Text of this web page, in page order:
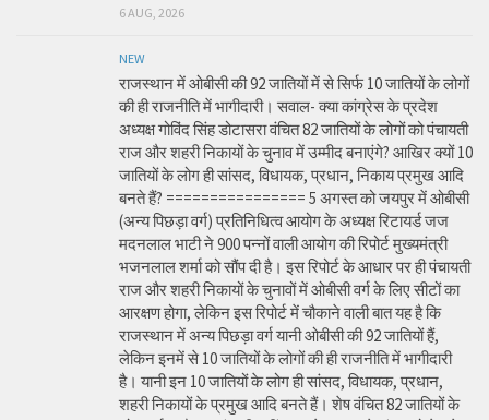
6 AUG, 2026
NEW
राजस्थान में ओबीसी की 92 जातियों में से सिर्फ 10 जातियों के लोगों
की ही राजनीति में भागीदारी। सवाल- क्या कांग्रेस के प्रदेश
अध्यक्ष गोविंद सिंह डोटासरा वंचित 82 जातियों के लोगों को पंचायती
राज और शहरी निकायों के चुनाव में उम्मीद बनाएंगे? आखिर क्यों 10
जातियों के लोग ही सांसद, विधायक, प्रधान, निकाय प्रमुख आदि
बनते हैं? ================ 5 अगस्त को जयपुर में ओबीसी
(अन्य पिछड़ा वर्ग) प्रतिनिधित्व आयोग के अध्यक्ष रिटायर्ड जज
मदनलाल भाटी ने 900 पन्नों वाली आयोग की रिपोर्ट मुख्यमंत्री
भजनलाल शर्मा को सौंप दी है। इस रिपोर्ट के आधार पर ही पंचायती
राज और शहरी निकायों के चुनावों में ओबीसी वर्ग के लिए सीटों का
आरक्षण होगा, लेकिन इस रिपोर्ट में चौकाने वाली बात यह है कि
राजस्थान में अन्य पिछड़ा वर्ग यानी ओबीसी की 92 जातियों हैं,
लेकिन इनमें से 10 जातियों के लोगों की ही राजनीति में भागीदारी
है। यानी इन 10 जातियों के लोग ही सांसद, विधायक, प्रधान,
शहरी निकायों के प्रमुख आदि बनते हैं। शेष वंचित 82 जातियों के